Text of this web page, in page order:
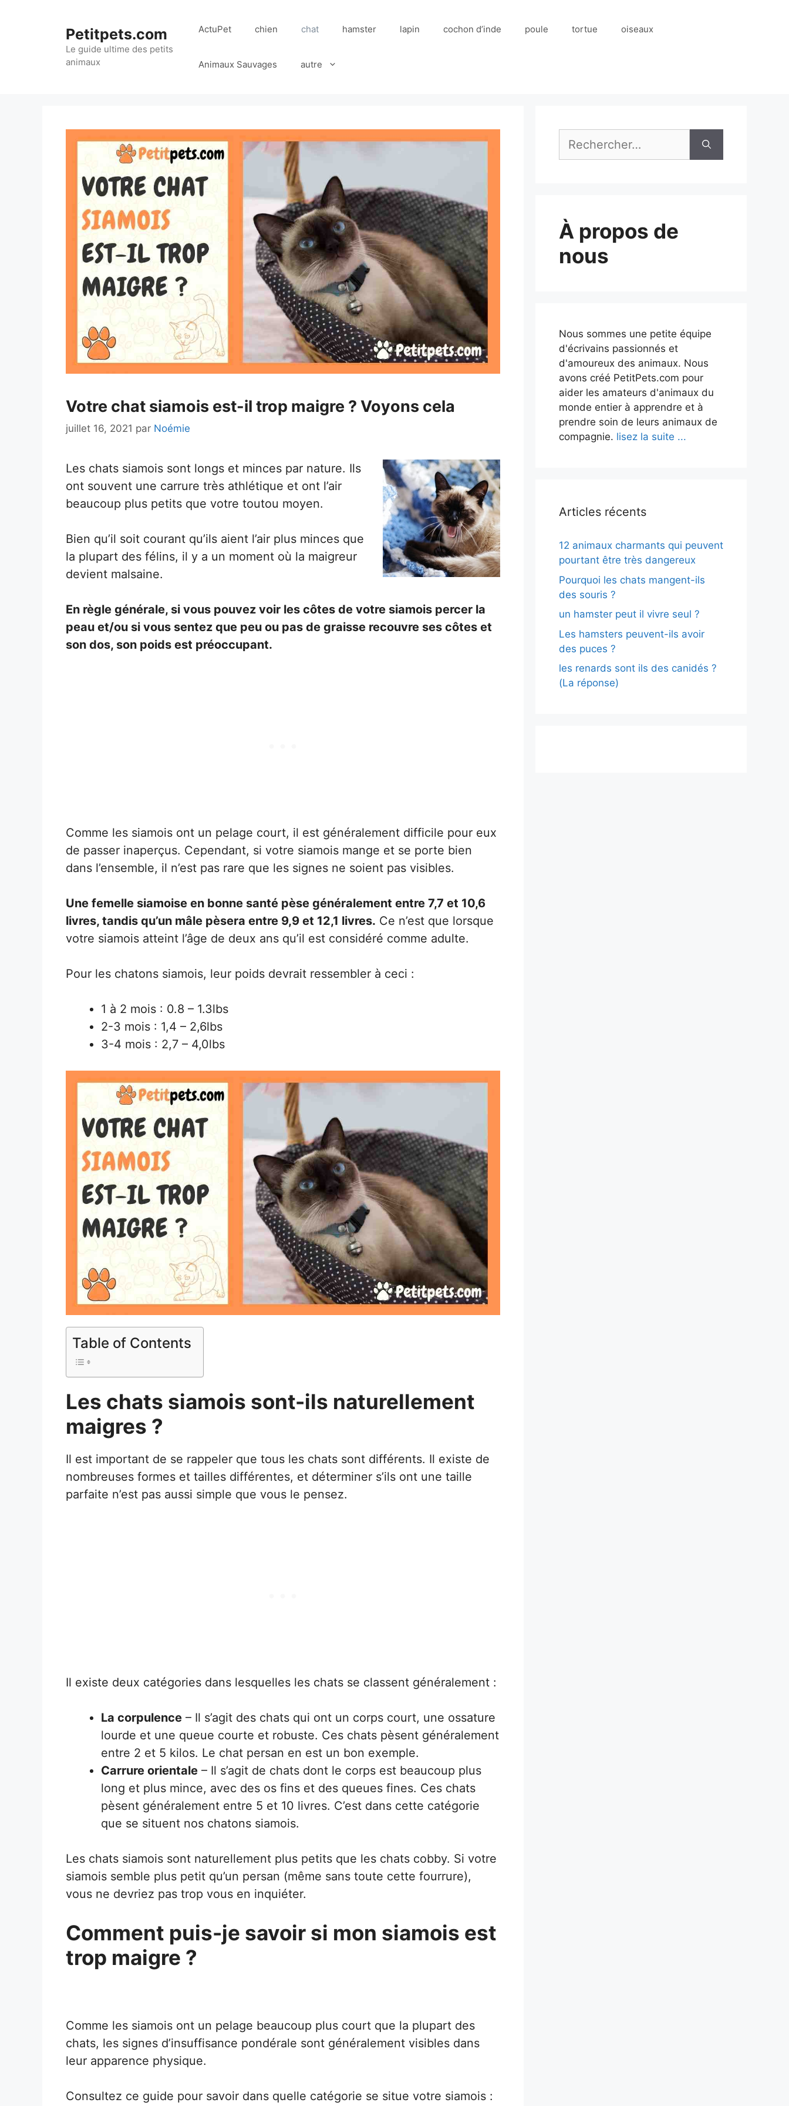
Petitpets.com
Le guide ultime des petits
animaux
ActuPet chien chat hamster lapin cochon d’inde poule tortue oiseaux
Animaux Sauvages autre
Votre chat siamois est-il trop maigre ? Voyons cela
juillet 16, 2021 par Noémie
Les chats siamois sont longs et minces par nature. Ils
ont souvent une carrure très athlétique et ont l’air
beaucoup plus petits que votre toutou moyen.
Bien qu’il soit courant qu’ils aient l’air plus minces que
la plupart des félins, il y a un moment où la maigreur
devient malsaine.
En règle générale, si vous pouvez voir les côtes de votre siamois percer la
peau et/ou si vous sentez que peu ou pas de graisse recouvre ses côtes et
son dos, son poids est préoccupant.
Comme les siamois ont un pelage court, il est généralement difficile pour eux
de passer inaperçus. Cependant, si votre siamois mange et se porte bien
dans l’ensemble, il n’est pas rare que les signes ne soient pas visibles.
Une femelle siamoise en bonne santé pèse généralement entre 7,7 et 10,6
livres, tandis qu’un mâle pèsera entre 9,9 et 12,1 livres. Ce n’est que lorsque
votre siamois atteint l’âge de deux ans qu’il est considéré comme adulte.
Pour les chatons siamois, leur poids devrait ressembler à ceci :
1 à 2 mois : 0.8 – 1.3lbs
2-3 mois : 1,4 – 2,6lbs
3-4 mois : 2,7 – 4,0lbs
Table of Contents
Les chats siamois sont-ils naturellement
maigres ?
Il est important de se rappeler que tous les chats sont différents. Il existe de
nombreuses formes et tailles différentes, et déterminer s’ils ont une taille
parfaite n’est pas aussi simple que vous le pensez.
Il existe deux catégories dans lesquelles les chats se classent généralement :
La corpulence – Il s’agit des chats qui ont un corps court, une ossature
lourde et une queue courte et robuste. Ces chats pèsent généralement
entre 2 et 5 kilos. Le chat persan en est un bon exemple.
Carrure orientale – Il s’agit de chats dont le corps est beaucoup plus
long et plus mince, avec des os fins et des queues fines. Ces chats
pèsent généralement entre 5 et 10 livres. C’est dans cette catégorie
que se situent nos chatons siamois.
Les chats siamois sont naturellement plus petits que les chats cobby. Si votre
siamois semble plus petit qu’un persan (même sans toute cette fourrure),
vous ne devriez pas trop vous en inquiéter.
Comment puis-je savoir si mon siamois est
trop maigre ?
Comme les siamois ont un pelage beaucoup plus court que la plupart des
chats, les signes d’insuffisance pondérale sont généralement visibles dans
leur apparence physique.
Consultez ce guide pour savoir dans quelle catégorie se situe votre siamois :
À propos de
nous
Nous sommes une petite équipe
d'écrivains passionnés et
d'amoureux des animaux. Nous
avons créé PetitPets.com pour
aider les amateurs d'animaux du
monde entier à apprendre et à
prendre soin de leurs animaux de
compagnie. lisez la suite ...
Articles récents
12 animaux charmants qui peuvent
pourtant être très dangereux
Pourquoi les chats mangent-ils
des souris ?
un hamster peut il vivre seul ?
Les hamsters peuvent-ils avoir
des puces ?
les renards sont ils des canidés ?
(La réponse)